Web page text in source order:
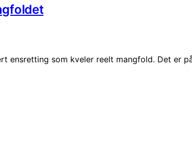
ensretting som kveler reelt mangfold. Det er